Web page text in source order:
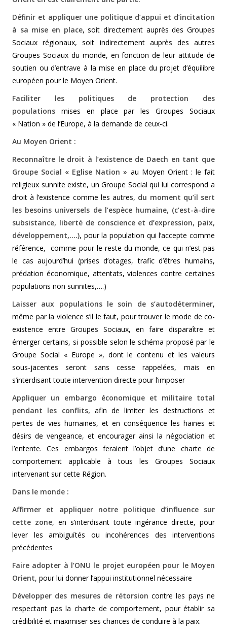
Définir et appliquer une politique d’appui et d’incitation
à sa mise en place, soit directement auprès des Groupes
Sociaux régionaux, soit indirectement auprès des autres
Groupes Sociaux du monde, en fonction de leur attitude de
soutien ou d’entrave à la mise en place du projet d’équilibre
européen pour le Moyen Orient.
Faciliter les politiques de protection des
populations mises en place par les Groupes Sociaux
« Nation » de l’Europe, à la demande de ceux-ci.
Au Moyen Orient :
Reconnaître le droit à l’existence de Daech en tant que
Groupe Social « Eglise Nation » au Moyen Orient : le fait
religieux sunnite existe, un Groupe Social qui lui correspond a
droit à l’existence comme les autres, du moment qu’il sert
les besoins universels de l’espèce humaine, (c’est-à-dire
subsistance, liberté de conscience et d’expression, paix,
développement,….), pour la population qui l’accepte comme
référence, comme pour le reste du monde, ce qui n’est pas
le cas aujourd’hui (prises d’otages, trafic d’êtres humains,
prédation économique, attentats, violences contre certaines
populations non sunnites,….)
Laisser aux populations le soin de s’autodéterminer,
même par la violence s’il le faut, pour trouver le mode de co-
existence entre Groupes Sociaux, en faire disparaître et
émerger certains, si possible selon le schéma proposé par le
Groupe Social « Europe », dont le contenu et les valeurs
sous-jacentes seront sans cesse rappelées, mais en
s’interdisant toute intervention directe pour l’imposer
Appliquer un embargo économique et militaire total
pendant les conflits, afin de limiter les destructions et
pertes de vies humaines, et en conséquence les haines et
désirs de vengeance, et encourager ainsi la négociation et
l’entente. Ces embargos feraient l’objet d’une charte de
comportement applicable à tous les Groupes Sociaux
intervenant sur cette Région.
Dans le monde :
Affirmer et appliquer notre politique d’influence sur
cette zone, en s’interdisant toute ingérance directe, pour
lever les ambiguïtés ou incohérences des interventions
précédentes
Faire adopter à l’ONU le projet européen pour le Moyen
Orient, pour lui donner l’appui institutionnel nécessaire
Développer des mesures de rétorsion contre les pays ne
respectant pas la charte de comportement, pour établir sa
crédibilité et maximiser ses chances de conduire à la paix.